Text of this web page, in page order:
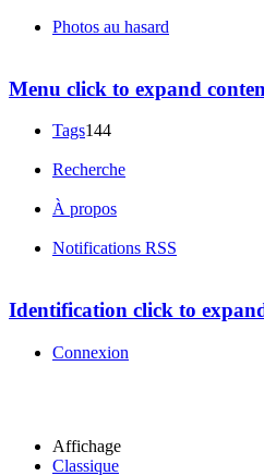
Photos au hasard
Menu click to expand
Tags144
Recherche
À propos
Notifications RSS
Identification click to
Connexion
Affichage
Classique